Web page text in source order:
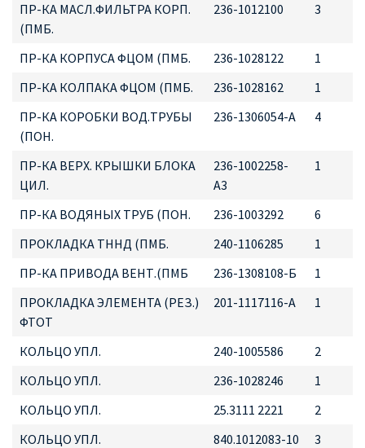
ПР-КА МАСЛ.ФИЛЬТРА КОРП.
(ПМБ.
236-1012100 3
ПР-КА КОРПУСА ФЦОМ (ПМБ. 236-1028122
1
ПР-КА КОЛПАКА ФЦОМ (ПМБ.
236-1028162
1
ПР-КА КОРОБКИ ВОД.ТРУБЫ
(ПОН.
236-1306054-А 4
ПР-КА ВЕРХ. КРЫШКИ БЛОКА
ЦИЛ.
236-1002258-
А3
1
ПР-КА ВОДЯНЫХ ТРУБ (ПОН. 236-1003292
6
ПРОКЛАДКА ТННД (ПМБ.
240-1106285
1
ПР-КА ПРИВОДА ВЕНТ.(ПМБ
236-1308108-Б
1
ПРОКЛАДКА ЭЛЕМЕНТА (РЕЗ.)
ФТОТ
201-1117116-А 1
КОЛЬЦО УПЛ. 240-1005586
2
КОЛЬЦО УПЛ.
236-1028246
1
КОЛЬЦО УПЛ.
25.3111 2221
2
КОЛЬЦО УПЛ.
840.1012083-10
3